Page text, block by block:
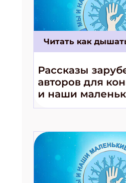
Читать как
Рассказы
авторов для
и наши
волшебники!»
Укажите Ваш Email